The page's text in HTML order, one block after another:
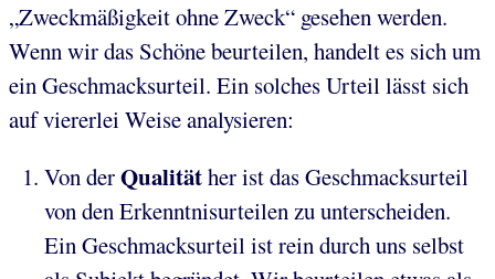
„Zweckmäßigkeit ohne Zweck“ gesehen werden.
Wenn wir das Schöne beurteilen, handelt es sich um
ein Geschmacksurteil. Ein solches Urteil lässt sich
auf viererlei Weise analysieren:
Von derQualitäther ist das Geschmacksurteil
von den Erkenntnisurteilen zu unterscheiden.
Ein Geschmacksurteil ist rein durch uns selbst